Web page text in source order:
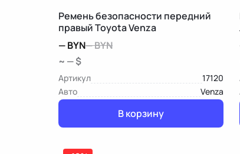
Ремень безопасности передний
правый Toyota Venza
—BYN—BYN
~ — $
Артикул
17120
Авто
Venza
В корзину